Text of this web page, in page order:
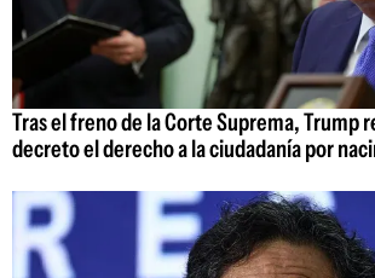
Tras el freno de la Corte Suprema, Trump
decreto el derecho a la ciudadanía por